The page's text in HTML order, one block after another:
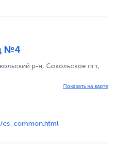
№4
р-н, Сокольское пгт,
Показать на карте
cs_common.html